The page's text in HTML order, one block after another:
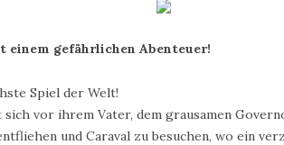
einem gefährlichen Abenteuer!
Spiel der Welt!
vor ihrem Vater, dem grausamen
und Caraval zu besuchen, wo ein